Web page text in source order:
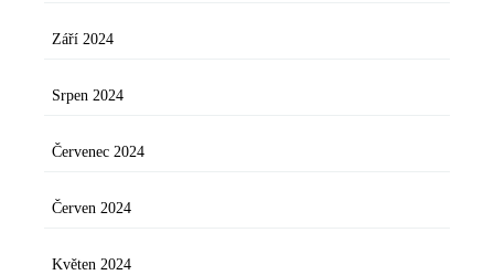
Září 2024
Srpen 2024
Červenec 2024
Červen 2024
Květen 2024